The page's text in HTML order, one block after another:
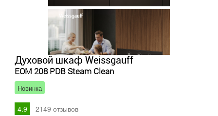
Духовой шкаф Weissgauff
EOM 208 PDB Steam Clean
Новинка
4.9 2149 отзывов